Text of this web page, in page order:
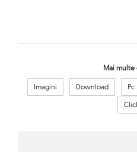
Mai multe
Imagini Download Pc